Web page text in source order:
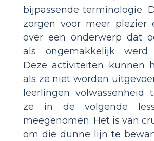
bijpassende terminologie.
zorgen voor meer plezier
over een onderwerp dat
als ongemakkelijk werd
Deze activiteiten kunnen
als ze niet worden
leerlingen volwassenheid
ze in de volgende
meegenomen. Het is van
om die dunne lijn te